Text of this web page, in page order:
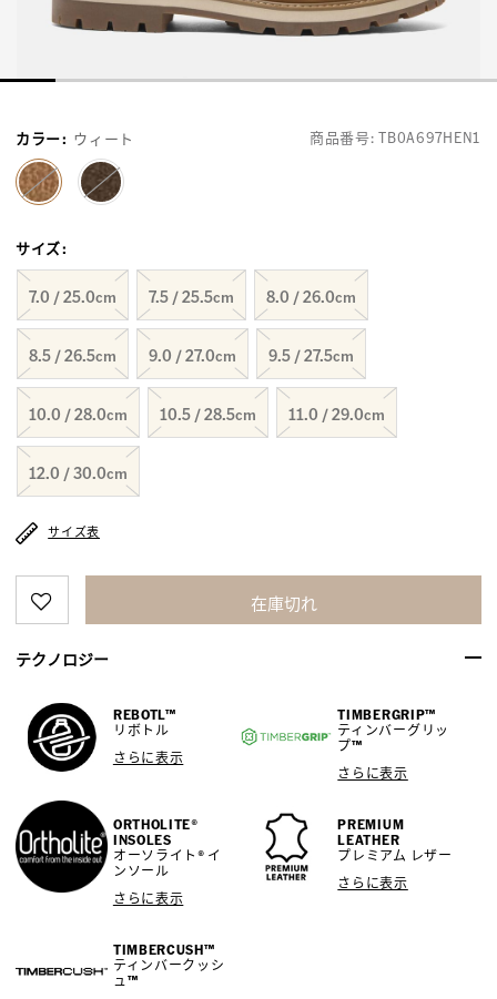
商品番号:TB0A697HEN1
カラー: ウィート
サイズ:
7.0 / 25.0cm 7.5 / 25.5cm 8.0 / 26.0cm
8.5 / 26.5cm 9.0 / 27.0cm 9.5 / 27.5cm
10.0 / 28.0cm 10.5 / 28.5cm 11.0 / 29.0cm
12.0 / 30.0cm
サイズ表
在庫切れ
テクノロジー
REBOTL™
リボトル
さらに表示
TIMBERGRIP™
ティンバーグリッ
プ™
さらに表示
ORTHOLITE®
INSOLES
オーソライト® イ
ンソール
さらに表示
PREMIUM
LEATHER
プレミアム レザー
さらに表示
TIMBERCUSH™
ティンバークッシ
ュ™